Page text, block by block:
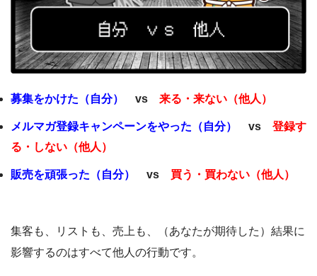
募集をかけた（自分） vs 来る・来ない（他人）
メルマガ登録キャンペーンをやった（自分） vs 登録す
る・しない（他人）
販売を頑張った（自分） vs 買う・買わない（他人）
集客も、リストも、売上も、（あなたが期待した）結果に
影響するのはすべて他人の行動です。